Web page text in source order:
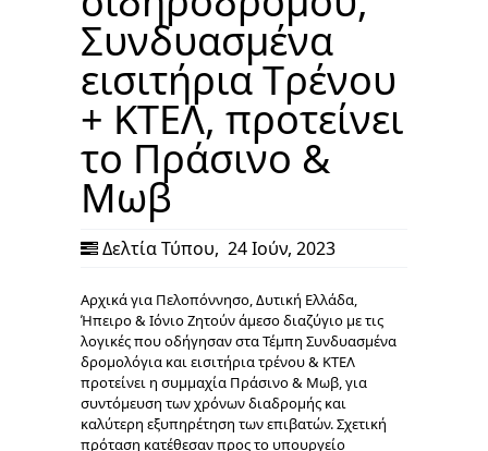
Συνδυασμένα
εισιτήρια Tρένου
+ ΚΤΕΛ, προτείνει
το Πράσινο &
Μωβ
Δελτία Τύπου, 24 Ιούν, 2023
Αρχικά για Πελοπόννησο, Δυτική Ελλάδα,
Ήπειρο & Ιόνιο Ζητούν άμεσο διαζύγιο με τις
λογικές που οδήγησαν στα Τέμπη Συνδυασμένα
δρομολόγια και εισιτήρια τρένου & ΚΤΕΛ
προτείνει η συμμαχία Πράσινο & Μωβ, για
συντόμευση των χρόνων διαδρομής και
καλύτερη εξυπηρέτηση των επιβατών. Σχετική
πρόταση κατέθεσαν προς το υπουργείο